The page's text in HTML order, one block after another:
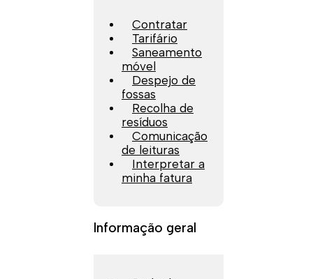
Contratar
Tarifário
Saneamento
móvel
Despejo de
fossas
Recolha de
resíduos
Comunicação
de leituras
Interpretar a
minha fatura
Informação geral